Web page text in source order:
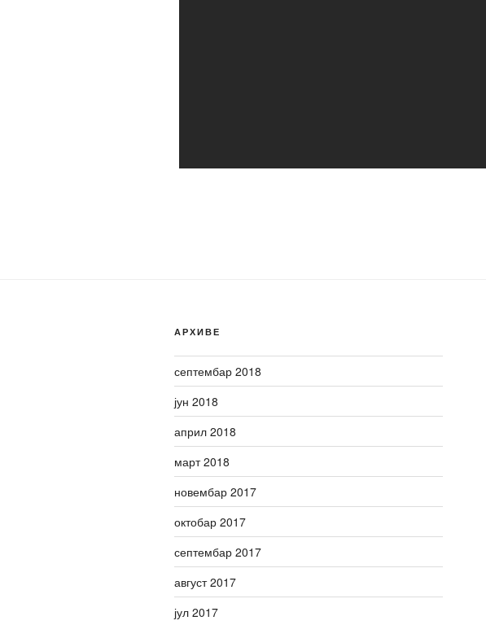
АРХИВЕ
септембар 2018
јун 2018
април 2018
март 2018
новембар 2017
октобар 2017
септембар 2017
август 2017
јул 2017